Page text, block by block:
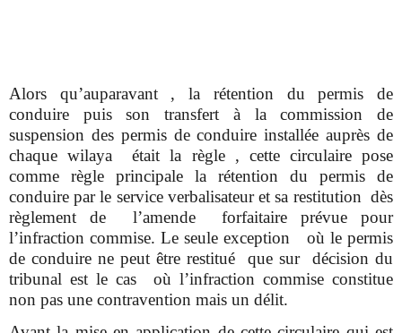
Alors qu’auparavant , la rétention du permis de
conduire puis son transfert à la commission de
suspension des permis de conduire installée auprès de
chaque wilaya était la règle , cette circulaire pose
comme règle principale la rétention du permis de
conduire par le service verbalisateur et sa restitution dès
règlement de l’amende forfaitaire prévue pour
l’infraction commise. Le seule exception où le permis
de conduire ne peut être restitué que sur décision du
tribunal est le cas où l’infraction commise constitue
non pas une contravention mais un délit.